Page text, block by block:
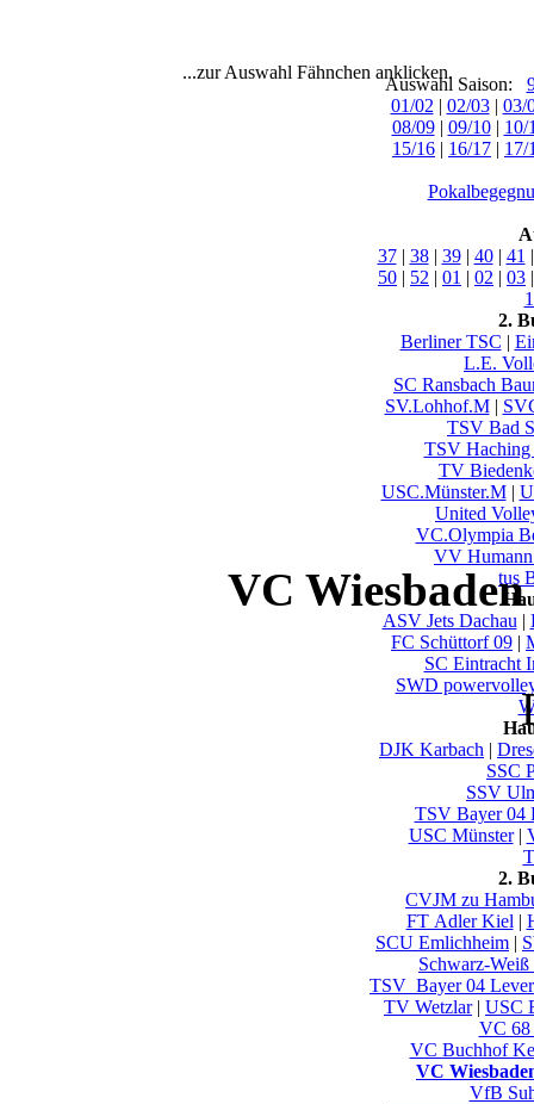
...zur Auswahl Fähnchen anklicken.
Auswahl Saison:
01/02 | 02/03| 03/
08/09| 09/10| 10/
15/16 | 16/17 | 17/
37| 38| 39| 40| 41
50 | 52 | 01 | 02 | 03
2.
Berliner TSC |
L.E.
SC Ransbach
SV.Lohhof.M|
TSV Bad
TSV Haching
TV
USC.Münster.M|
United
VC.Olympia
VV Humann
tus
ASV Jets Dachau |
FC Schüttorf 09 |
SC Eintracht
SWD
DJK Karbach |
SSC
SSV
TSV Bayer 04
USC Münster|
2.
CVJM zu
FT Adler Kiel |
SCU Emlichheim |
Schwarz-
TSV_Bayer 04
TV Wetzlar| USC
VC 68
VC Buchhof
VC
VfB
VC